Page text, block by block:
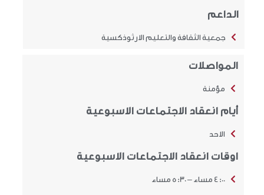
الداعم
جمعية الثقافة والتعليم الارثوذكسية
المواصلات
مؤمنة
أيام انعقاد الاجتماعات الاسبوعية
الاحد
اوقات انعقاد الاجتماعات الاسبوعية
4:00 مساء – 5:30 مساء